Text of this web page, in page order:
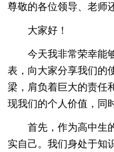
尊敬的各位领导、老师
大家好！
今天我非常荣幸能够
表，向大家分享我们的
梁，肩负着巨大的责任
现我们的个人价值，同
首先，作为高中生的
实自己。我们身处于知